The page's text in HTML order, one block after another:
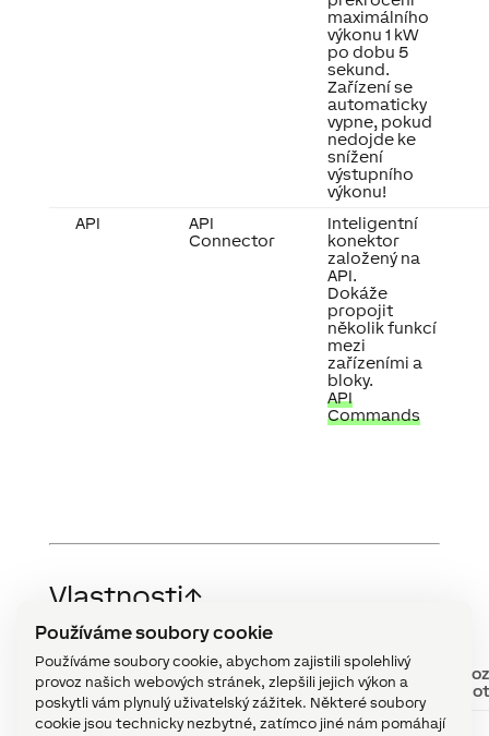
Používáme soubory cookie
Používáme soubory cookie, abychom zajistili spolehlivý
provoz našich webových stránek, zlepšili jejich výkon a
poskytli vám plynulý uživatelský zážitek. Některé soubory
cookie jsou technicky nezbytné, zatímco jiné nám pomáhají
maximálního
výkonu 1 kW
po dobu 5
sekund.
Zařízení se
automaticky
vypne, pokud
nedojde ke
snížení
výstupního
výkonu!
API
API
Connector
Inteligentní
konektor
založený na
API.
Dokáže
propojit
několik funkcí
mezi
zařízeními a
bloky.
API
Commands
Vlastnosti↑
Krátký
popis
Popis
Rozsah
hodnot
Počet
Maximální
1...100 100